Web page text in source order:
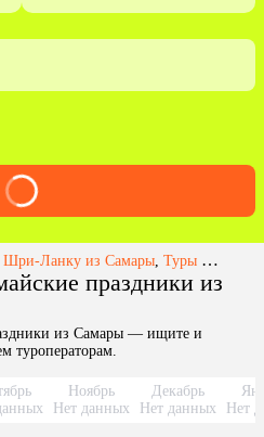
Шри-Ланку из Самары Туры в Тангалле из Самары
праздники из
из Самары — ищите и
туроператорам.
Ноябрь
Нет данных
Декабрь
Нет данных
Нет